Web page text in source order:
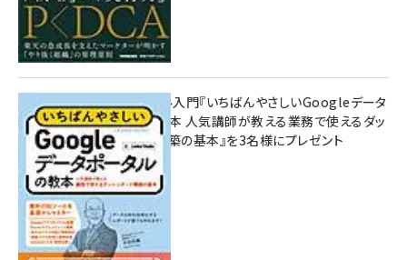
無料BIツール入門『いちばんやさしいGoogleデータ
ポータルの教本 人気講師が教える業務で使えるダッ
シュボード構築の基本』を3名様にプレゼント
7月31日 10:00